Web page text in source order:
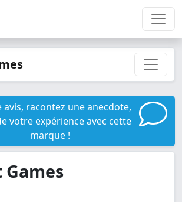
avis, racontez une anecdote,
votre expérience avec cette
marque !